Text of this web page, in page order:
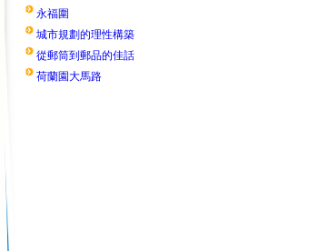
永福圍
城市規劃的理性構築
從郵筒到郵品的佳話
荷蘭園大馬路